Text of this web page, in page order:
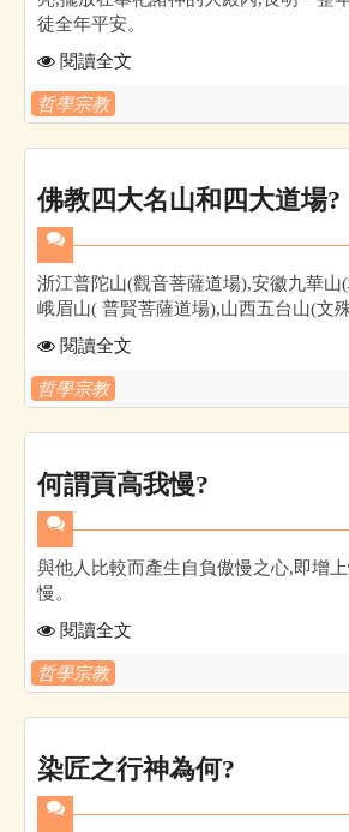
徒全年平安。
閱讀全文
哲學宗教
佛教四大名山和四大道場?
浙江普陀山(觀音菩薩道場),安徽九華山(
峨眉山( 普賢菩薩道場),山西五台山(文
閱讀全文
哲學宗教
何謂貢高我慢?
與他人比較而產生自負傲慢之心,即增
慢。
閱讀全文
哲學宗教
染匠之行神為何?